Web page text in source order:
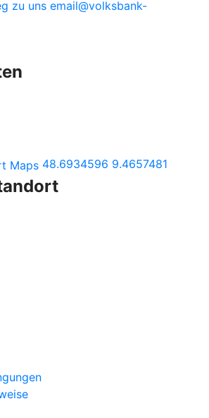
zu uns email@volksbank-
48.6934596 9.4657481